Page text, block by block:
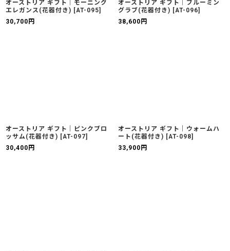
オーストリア ギフト｜モーニング
エレガンス(花器付き) [AT-095]
30,700 円
オーストリア ギフト｜ブルーミン
グラブ(花器付き) [AT-096]
38,600 円
オーストリア ギフト｜ピンクブロ
ッサム(花器付き) [AT-097]
30,400 円
オーストリア ギフト｜ウォームハ
ート(花器付き) [AT-098]
33,900 円